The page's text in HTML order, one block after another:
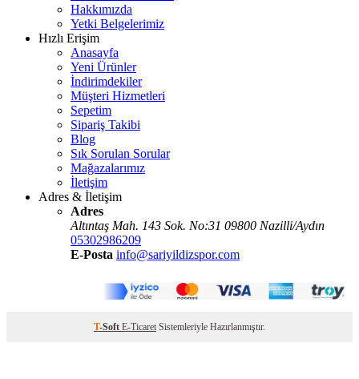
Hakkımızda
Yetki Belgelerimiz
Hızlı Erişim
Anasayfa
Yeni Ürünler
İndirimdekiler
Müşteri Hizmetleri
Sepetim
Sipariş Takibi
Blog
Sık Sorulan Sorular
Mağazalarımız
İletişim
Adres & İletişim
Adres
Altıntaş Mah. 143 Sok. No:31 09800 Nazilli/Aydın
05302986209
E-Posta info@sariyildizspor.com
T-Soft E-Ticaret Sistemleriyle Hazırlanmıştır.